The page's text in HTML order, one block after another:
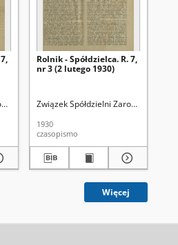
Gospodarczych (Poznań)
Rolnik - Spółdzielca. R. 7,
nr 3 (2 lutego 1930)
Związek Spółdzielni Zarobkowych
1930
czasopismo
Więcej